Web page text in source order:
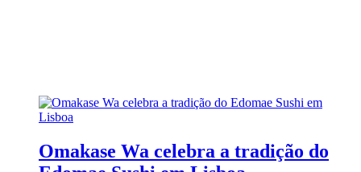
Omakase Wa celebra a tradição do